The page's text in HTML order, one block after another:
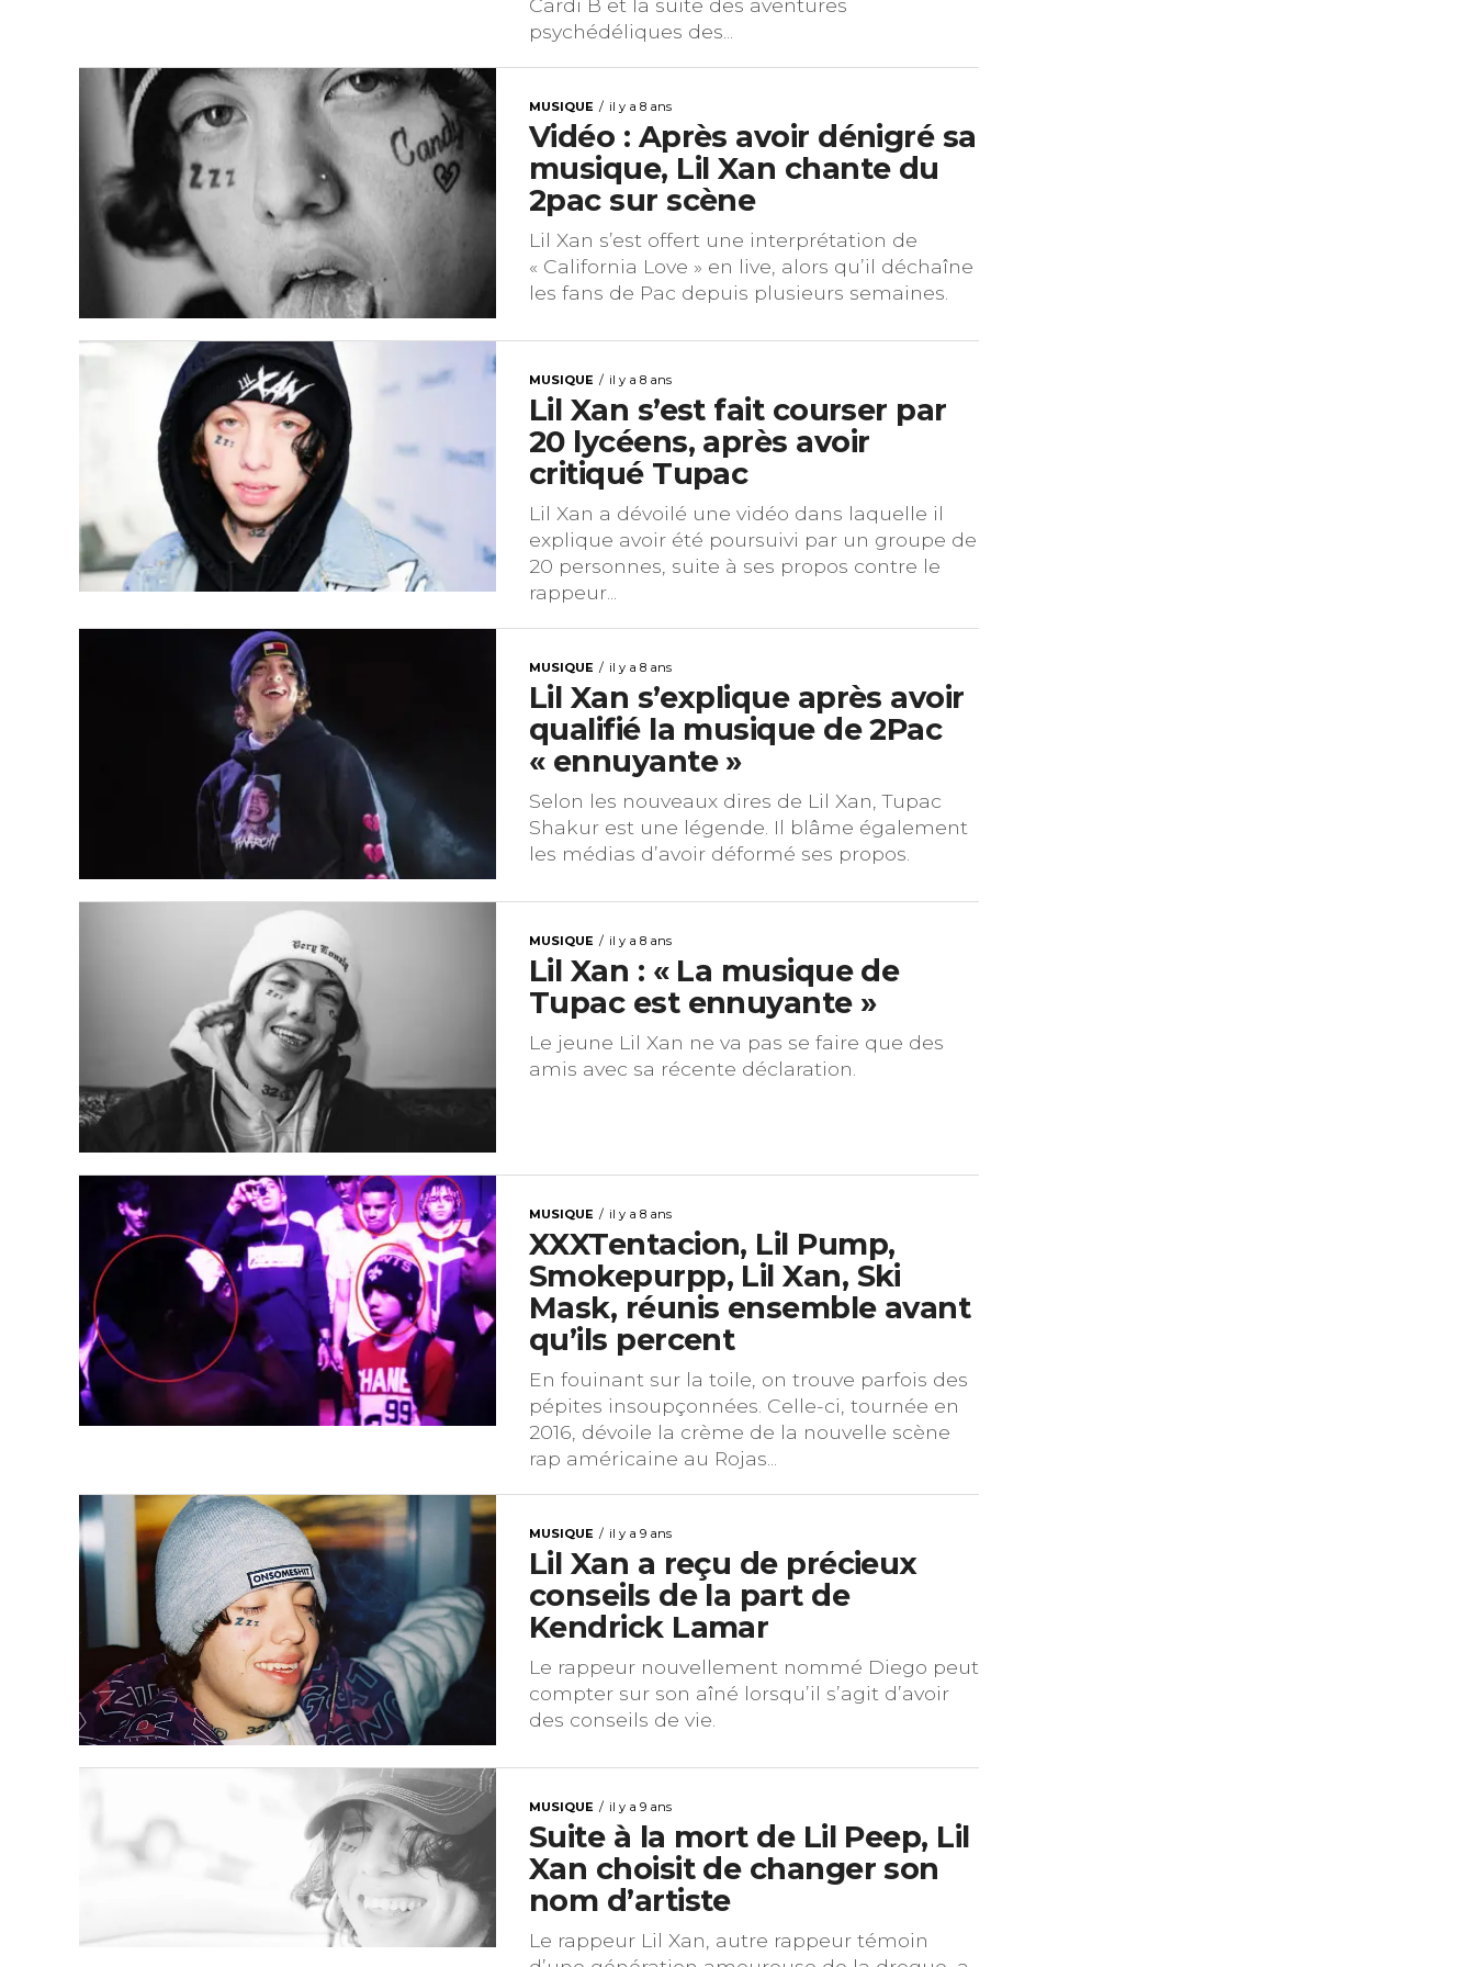
Cardi B et la suite des aventures
psychédéliques des...
MUSIQUE il y a 8 ans
Vidéo : Après avoir dénigré sa
musique, Lil Xan chante du
2pac sur scène
Lil Xan s’est offert une interprétation de
« California Love » en live, alors qu’il déchaîne
les fans de Pac depuis plusieurs semaines.
MUSIQUE il y a 8 ans
Lil Xan s’est fait courser par
20 lycéens, après avoir
critiqué Tupac
Lil Xan a dévoilé une vidéo dans laquelle il
explique avoir été poursuivi par un groupe de
20 personnes, suite à ses propos contre le
rappeur...
MUSIQUE il y a 8 ans
Lil Xan s’explique après avoir
qualifié la musique de 2Pac
« ennuyante »
Selon les nouveaux dires de Lil Xan, Tupac
Shakur est une légende. Il blâme également
les médias d’avoir déformé ses propos.
MUSIQUE il y a 8 ans
Lil Xan : « La musique de
Tupac est ennuyante »
Le jeune Lil Xan ne va pas se faire que des
amis avec sa récente déclaration.
MUSIQUE il y a 8 ans
XXXTentacion, Lil Pump,
Smokepurpp, Lil Xan, Ski
Mask, réunis ensemble avant
qu’ils percent
En fouinant sur la toile, on trouve parfois des
pépites insoupçonnées. Celle-ci, tournée en
2016, dévoile la crème de la nouvelle scène
rap américaine au Rojas...
MUSIQUE il y a 9 ans
Lil Xan a reçu de précieux
conseils de la part de
Kendrick Lamar
Le rappeur nouvellement nommé Diego peut
compter sur son aîné lorsqu’il s’agit d’avoir
des conseils de vie.
MUSIQUE il y a 9 ans
Suite à la mort de Lil Peep, Lil
Xan choisit de changer son
nom d’artiste
Le rappeur Lil Xan, autre rappeur témoin